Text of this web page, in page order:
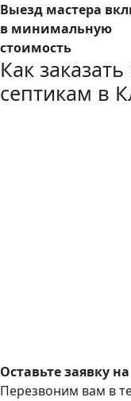
Выезд мастера
в минимальную
стоимость
Как
септикам в
Оставьте заявку
Перезвоним вам в